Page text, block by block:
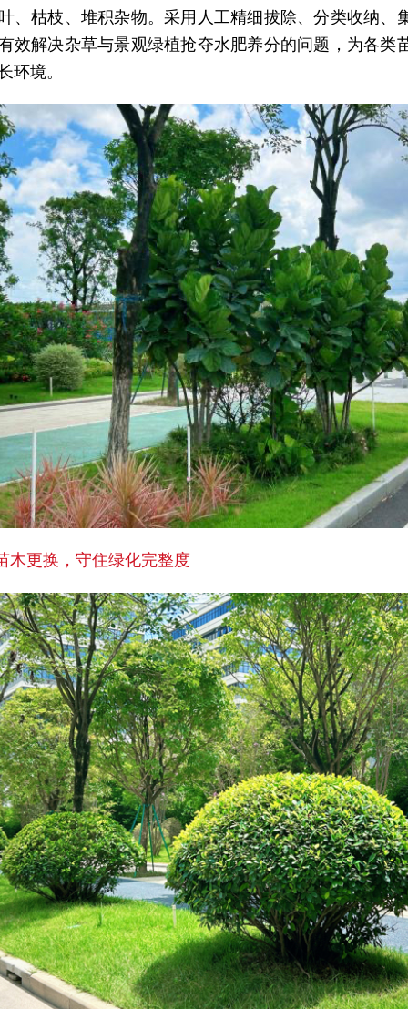
、枯枝、堆积杂物。采用人工精细拔除、分类收纳、
效解决杂草与景观绿植抢夺水肥养分的问题，为各类
环境。
木更换，守住绿化完整度